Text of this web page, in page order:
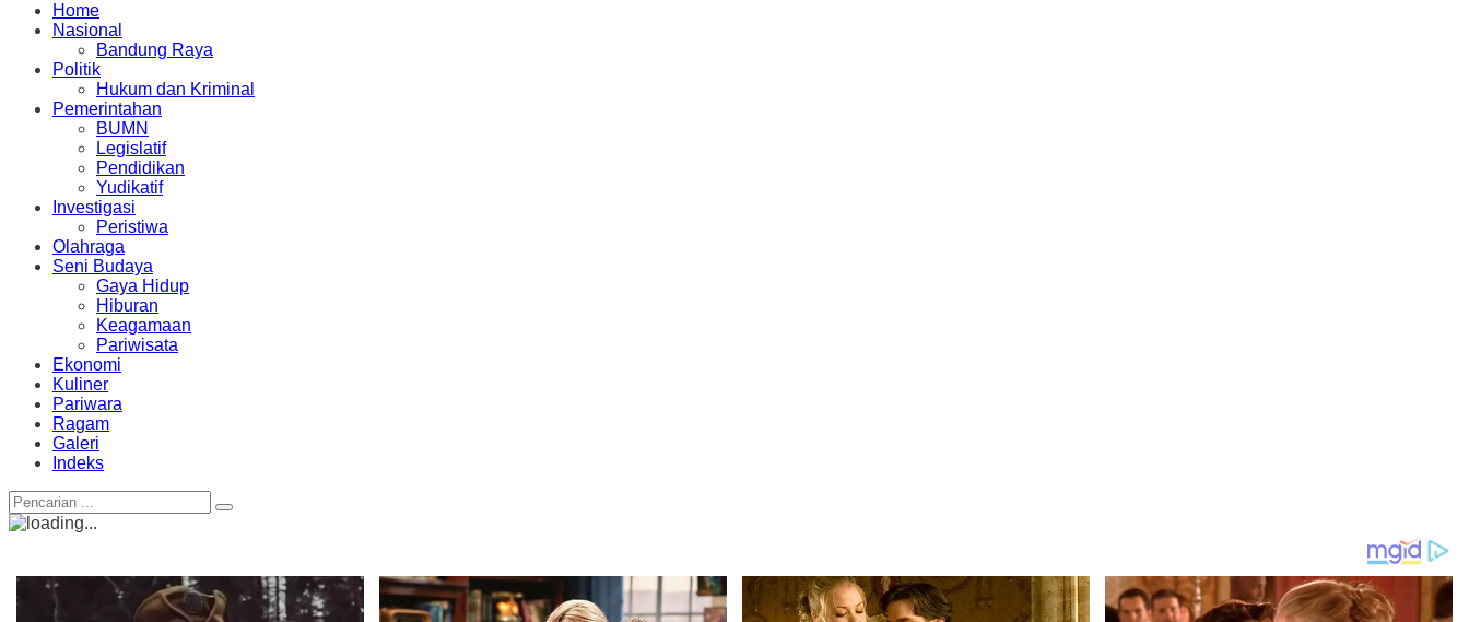
Home
Nasional
Bandung Raya
Politik
Hukum dan Kriminal
Pemerintahan
BUMN
Legislatif
Pendidikan
Yudikatif
Investigasi
Peristiwa
Olahraga
Seni Budaya
Gaya Hidup
Hiburan
Keagamaan
Pariwisata
Ekonomi
Kuliner
Pariwara
Ragam
Galeri
Indeks